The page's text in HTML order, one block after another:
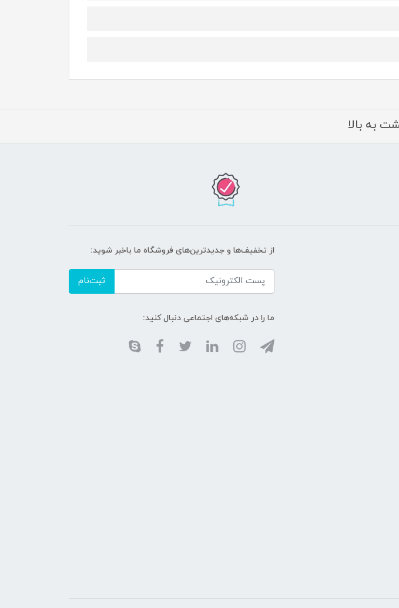
به بالا
از تخفیف‌ها و جدیدترین‌های فروشگاه ما باخبر شوید:
ثبت‌نام
ما را در شبکه‌های اجتماعی دنبال کنید: